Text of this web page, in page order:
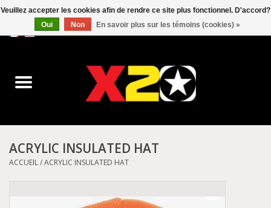
0 Articles - C$0.00
Converse
Kickers
ACRYLIC INSULATED HAT
ACCUEIL/ACRYLIC INSULATED HAT
Veuillez accepter les cookies afin de rendre ce site plus fonctionnel. D'accord?
Oui
Non En savoir plus sur les témoins (cookies) »